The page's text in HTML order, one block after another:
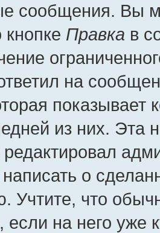
сообщения. Вы
Правка в
на
показывает
из них. Эта
о
Учтите, что
на него уже